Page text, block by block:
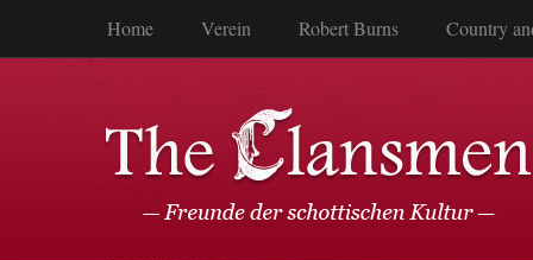
Home Verein Robert Burns Country